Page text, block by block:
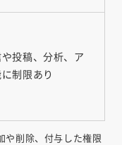
投稿、分析、ア
制限あり
や削除、付与した権限